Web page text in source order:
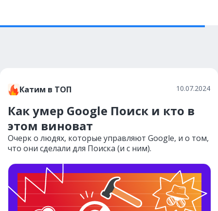
Катим в ТОП 10.07.2024
Как умер Google Поиск и кто в
этом виноват
Очерк о людях, которые управляют Google, и о том,
что они сделали для Поиска (и с ним).